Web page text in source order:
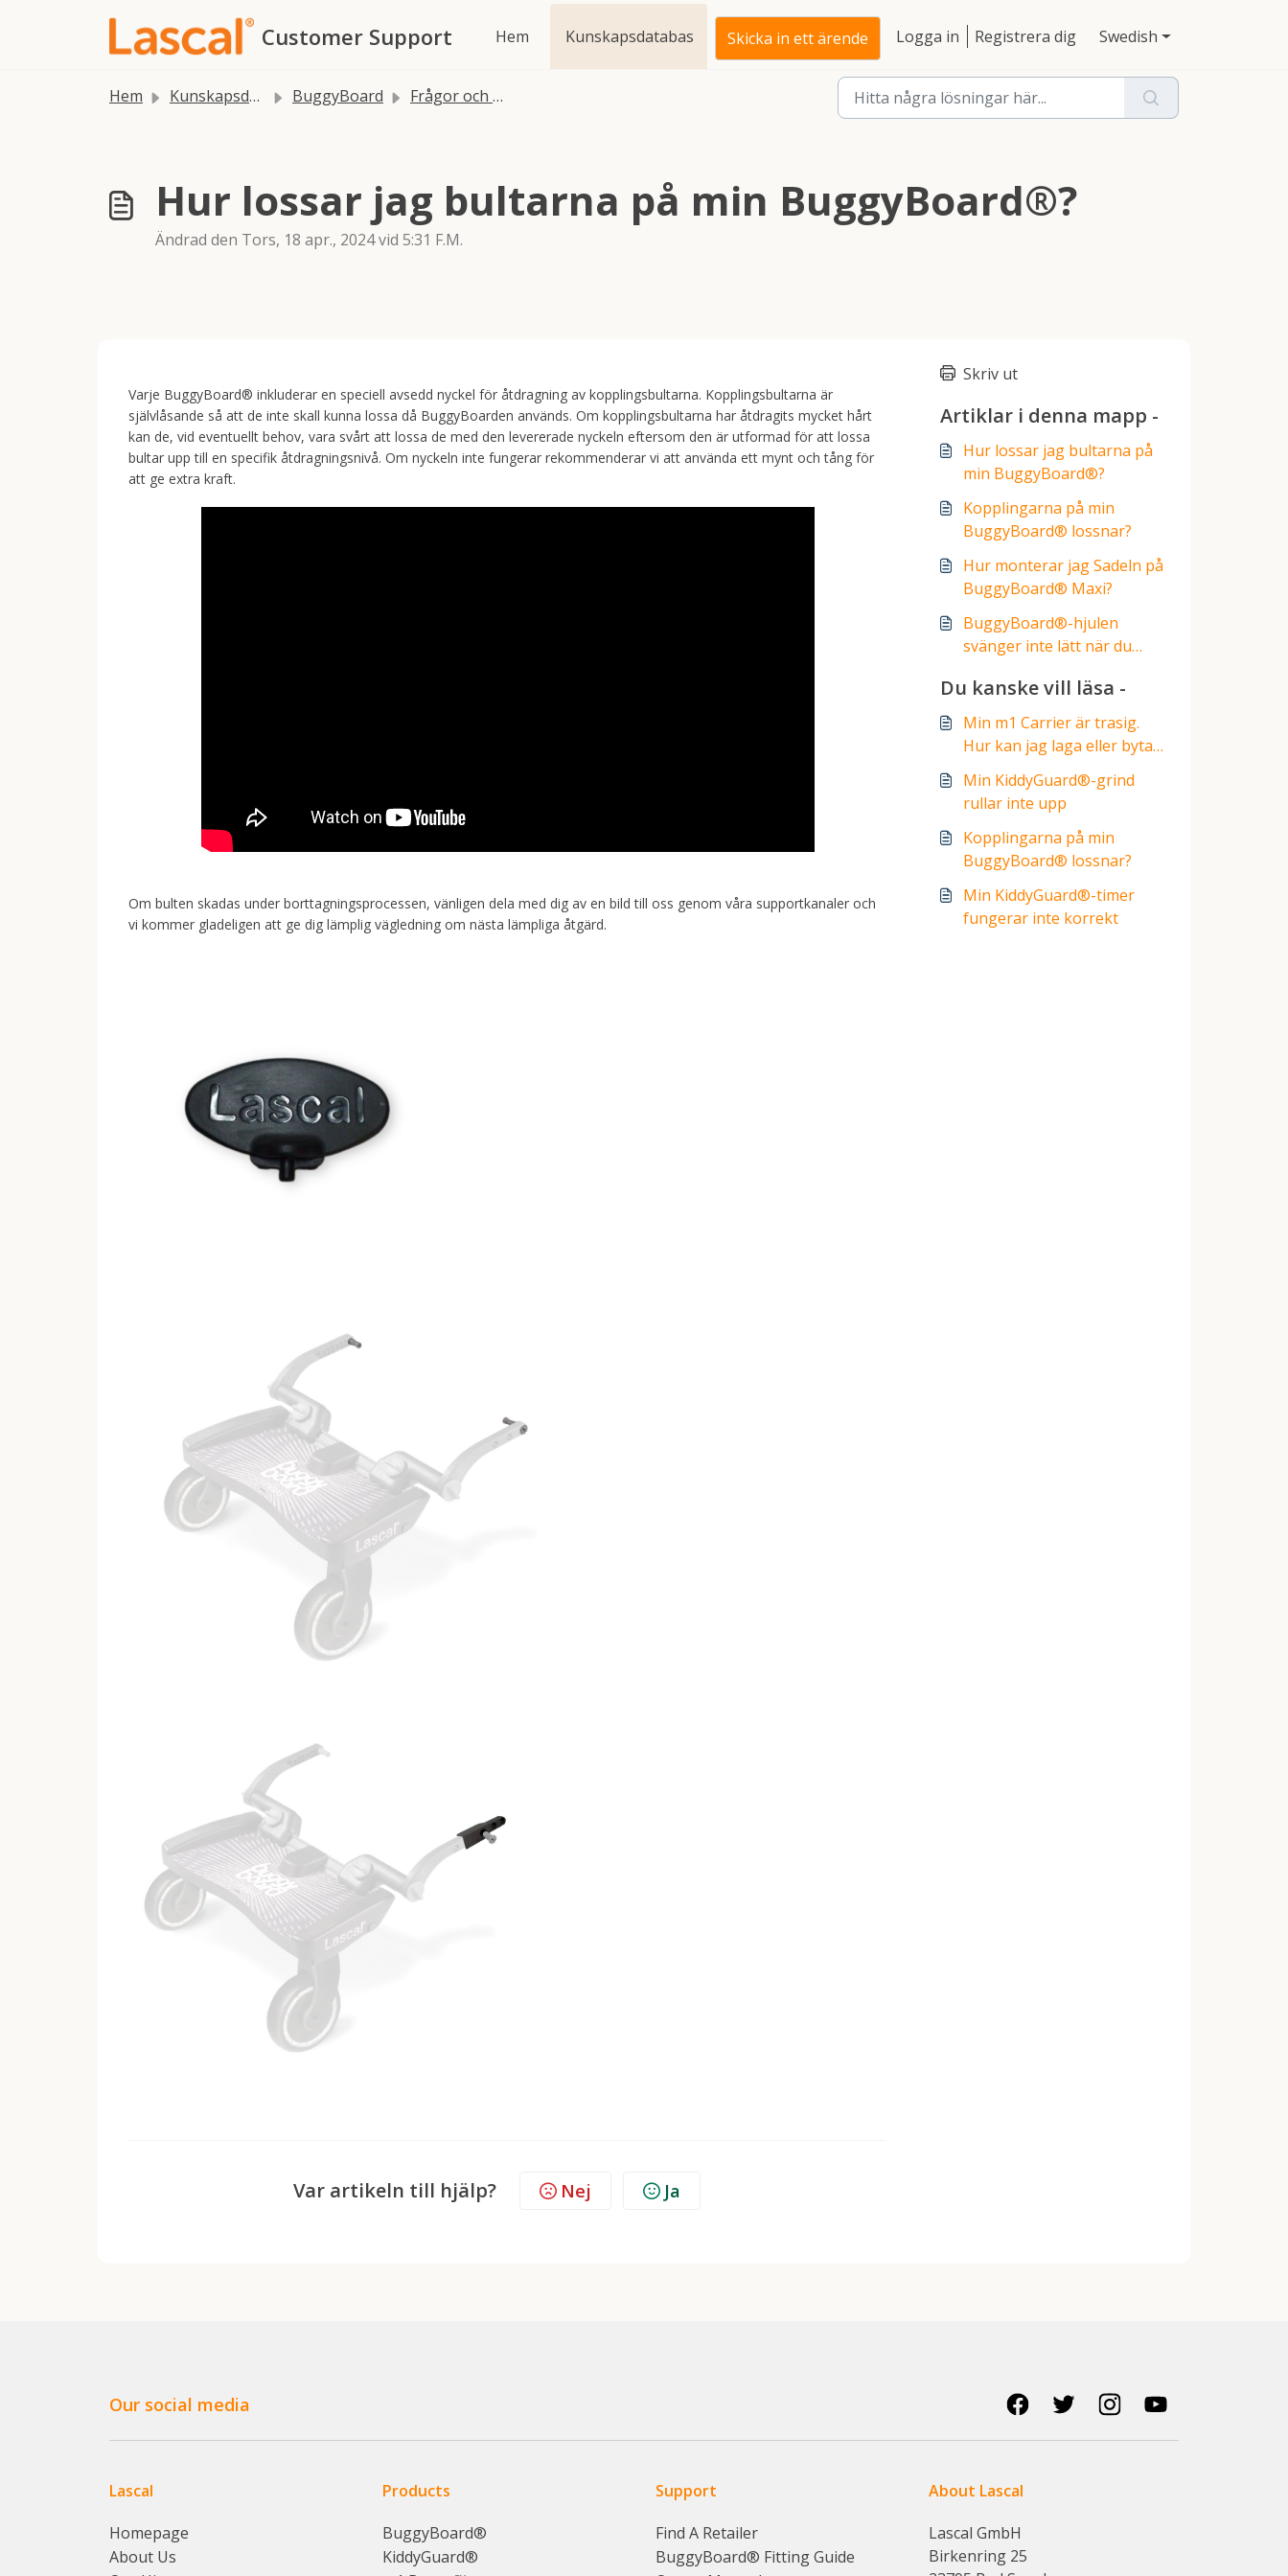
Customer Support Hem Kunskapsdatabas Skicka in ett ärende Logga in Registrera dig Swedish
Hem Kunskapsdatabas BuggyBoard Frågor och svar om efter inköp
Hur lossar jag bultarna på min BuggyBoard®?
Ändrad den Tors, 18 apr., 2024 vid 5:31 F.M.
Varje BuggyBoard® inkluderar en speciell avsedd nyckel för åtdragning av kopplingsbultarna. Kopplingsbultarna är
självlåsande så att de inte skall kunna lossa då BuggyBoarden används. Om kopplingsbultarna har åtdragits mycket hårt
kan de, vid eventuellt behov, vara svårt att lossa de med den levererade nyckeln eftersom den är utformad för att lossa
bultar upp till en specifik åtdragningsnivå. Om nyckeln inte fungerar rekommenderar vi att använda ett mynt och tång för
att ge extra kraft.
Om bulten skadas under borttagningsprocessen, vänligen dela med dig av en bild till oss genom våra supportkanaler och
vi kommer gladeligen att ge dig lämplig vägledning om nästa lämpliga åtgärd.
Var artikeln till hjälp? Nej Ja
Skriv ut
Artiklar i denna mapp -
Hur lossar jag bultarna på
min BuggyBoard®?
Kopplingarna på min
BuggyBoard® lossnar?
Hur monterar jag Sadeln på
BuggyBoard® Maxi?
BuggyBoard®-hjulen
svänger inte lätt när du
Du kanske vill läsa -
Min m1 Carrier är trasig.
Hur kan jag laga eller byta
Min KiddyGuard®-grind
rullar inte upp
Kopplingarna på min
BuggyBoard® lossnar?
Min KiddyGuard®-timer
fungerar inte korrekt
Our social media
Lascal
Homepage
About Us
Products
BuggyBoard®
KiddyGuard®
Support
Find A Retailer
BuggyBoard® Fitting Guide
About Lascal
Lascal GmbH
Birkenring 25